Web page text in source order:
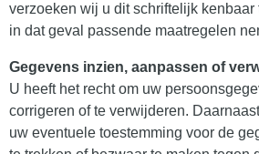
verzoeken wij u dit schriftelijk kenbaar
in dat geval passende maatregelen
Gegevens inzien, aanpassen of
U heeft het recht om uw
corrigeren of te verwijderen.
uw eventuele toestemming voor de